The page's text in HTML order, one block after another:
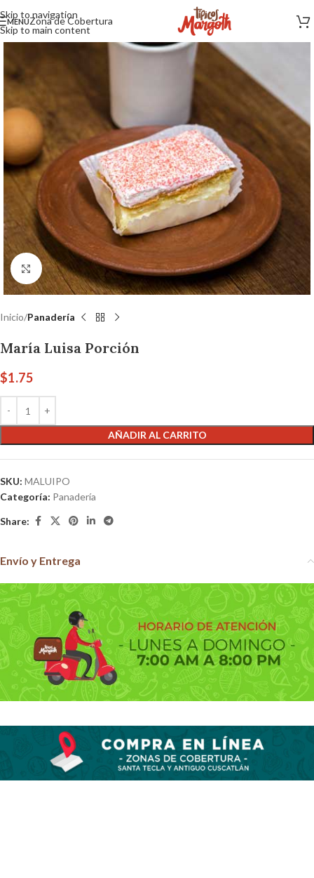
Skip to navigation
Skip to main content
MENUZona de Cobertura
Click to enlarge
Inicio Panadería
María Luisa Porción
$1.75
AÑADIR AL CARRITO
SKU: MALUIPO
Categoría: Panadería
Share:
Envío y Entrega